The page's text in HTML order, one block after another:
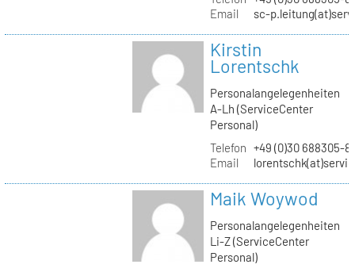
Email
sc-
Kirstin
Lorentschk
Personalangelegenheiten
A-Lh (ServiceCenter
Personal)
Telefon +49 (0)30 688305-
Email
Maik Woywod
Personalangelegenheiten
Li-Z (ServiceCenter
Personal)